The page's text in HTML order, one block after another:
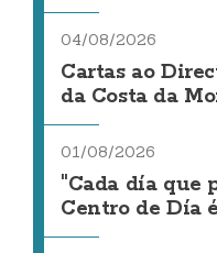
04/08/2026
Cartas ao
da Costa da
01/08/2026
"Cada día que
Centro de Día